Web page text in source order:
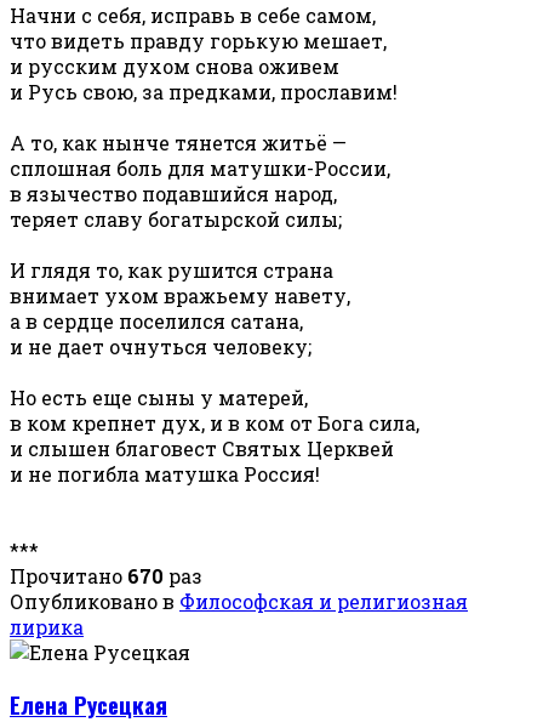
Начни с себя, исправь в себе самом,
что видеть правду горькую мешает,
и русским духом снова оживем
и Русь свою, за предками, прославим!
А то, как нынче тянется житьё —
сплошная боль для матушки-России,
в язычество подавшийся народ,
теряет славу богатырской силы;
И глядя то, как рушится страна
внимает ухом вражьему навету,
а в сердце поселился сатана,
и не дает очнуться человеку;
Но есть еще сыны у матерей,
в ком крепнет дух, и в ком от Бога сила,
и слышен благовест Святых Церквей
и не погибла матушка Россия!
***
Прочитано 670 раз
Опубликовано в Философская и религиозная
лирика
Елена Русецкая